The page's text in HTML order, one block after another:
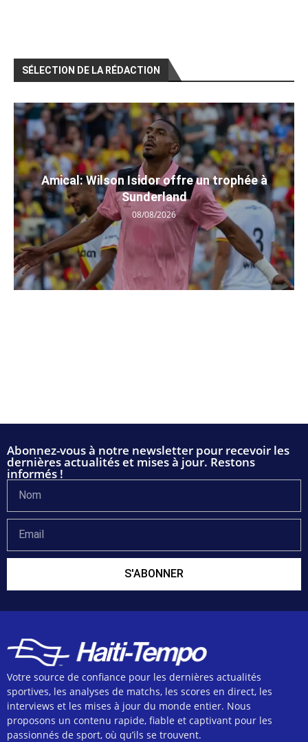
SÉLECTION DE LA RÉDACTION
Amical: Wilson Isidor offre un trophée à
Sunderland
08/08/2026
Abonnez-vous à notre newsletter pour recevoir les
dernières actualités et mises à jour. Restons
informés !
S'ABONNER
Votre source de confiance pour les dernières actualités
sportives, les analyses de matchs, les scores en direct, les
interviews et les mises à jour du monde entier. Nous
proposons un contenu rapide, fiable et captivant pour les
passionnés de sport, où qu’ils se trouvent.